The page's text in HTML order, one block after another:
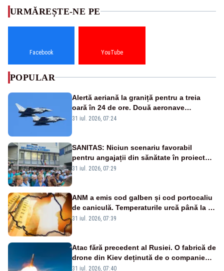
URMĂREȘTE-NE PE
Facebook YouTube
POPULAR
Alertă aeriană la graniță pentru a treia
oară în 24 de ore. Două aeronave
Eurofighter britanice au fost ridicate de la
31 iul. 2026, 07:24
SANITAS: Niciun scenariu favorabil
pentru angajații din sănătate în proiectul
Legii salarizării
31 iul. 2026, 07:29
ANM a emis cod galben și cod portocaliu
de caniculă. Temperaturile urcă până la 38
de grade, iar nopțile devin tropicale
31 iul. 2026, 07:39
Atac fără precedent al Rusiei. O fabrică de
drone din Kiev deținută de o companie
americană, distrusă de o rachetă
31 iul. 2026, 07:40